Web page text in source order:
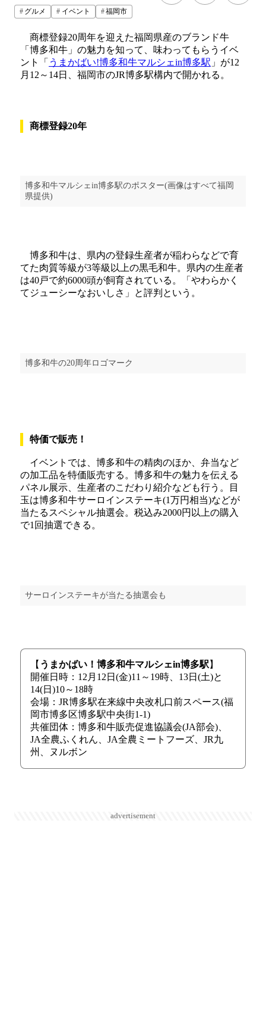
グルメ イベント 福岡市
商標登録20周年を迎えた福岡県産のブランド牛
「博多和牛」の魅力を知って、味わってもらうイベ
ント「 うまかばい!博多和牛マルシェin博多駅 」が12
月12～14日、福岡市のJR博多駅構内で開かれる。
商標登録20年
博多和牛マルシェin博多駅のポスター(画像はすべて福岡
県提供)
博多和牛は、県内の登録生産者が稲わらなどで育
てた肉質等級が3等級以上の黒毛和牛。県内の生産者
は40戸で約6000頭が飼育されている。「やわらかく
てジューシーなおいしさ」と評判という。
博多和牛の20周年ロゴマーク
特価で販売！
イベントでは、博多和牛の精肉のほか、弁当など
の加工品を特価販売する。博多和牛の魅力を伝える
パネル展示、生産者のこだわり紹介なども行う。目
玉は博多和牛サーロインステーキ(1万円相当)などが
当たるスペシャル抽選会。税込み2000円以上の購入
で1回抽選できる。
サーロインステーキが当たる抽選会も
【 うまかばい！博多和牛マルシェin博多駅 】
開催日時：12月12日(金)11～19時、13日(土)と
14(日)10～18時
会場：JR博多駅在来線中央改札口前スペース(福
岡市博多区博多駅中央街1-1)
共催団体：博多和牛販売促進協議会(JA部会)、
JA全農ふくれん、JA全農ミートフーズ、JR九
州、ヌルボン
advertisement